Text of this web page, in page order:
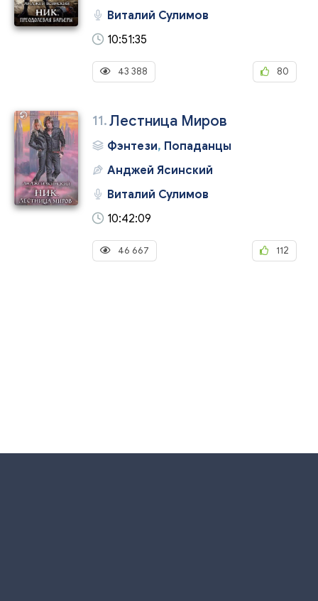
Виталий Сулимов
10:51:35
43 388 80
11.Лестница Миров
Фэнтези, Попаданцы
Анджей Ясинский
Виталий Сулимов
10:42:09
46 667 112